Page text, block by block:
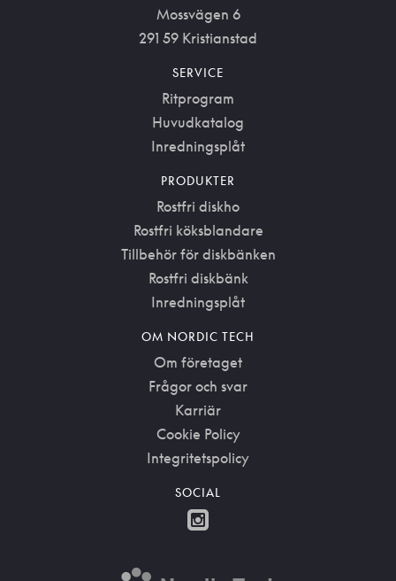
Mossvägen 6
291 59 Kristianstad
SERVICE
Ritprogram
Huvudkatalog
Inredningsplåt
PRODUKTER
Rostfri diskho
Rostfri köksblandare
Tillbehör för diskbänken
Rostfri diskbänk
Inredningsplåt
OM NORDIC TECH
Om företaget
Frågor och svar
Karriär
Cookie Policy
Integritetspolicy
SOCIAL